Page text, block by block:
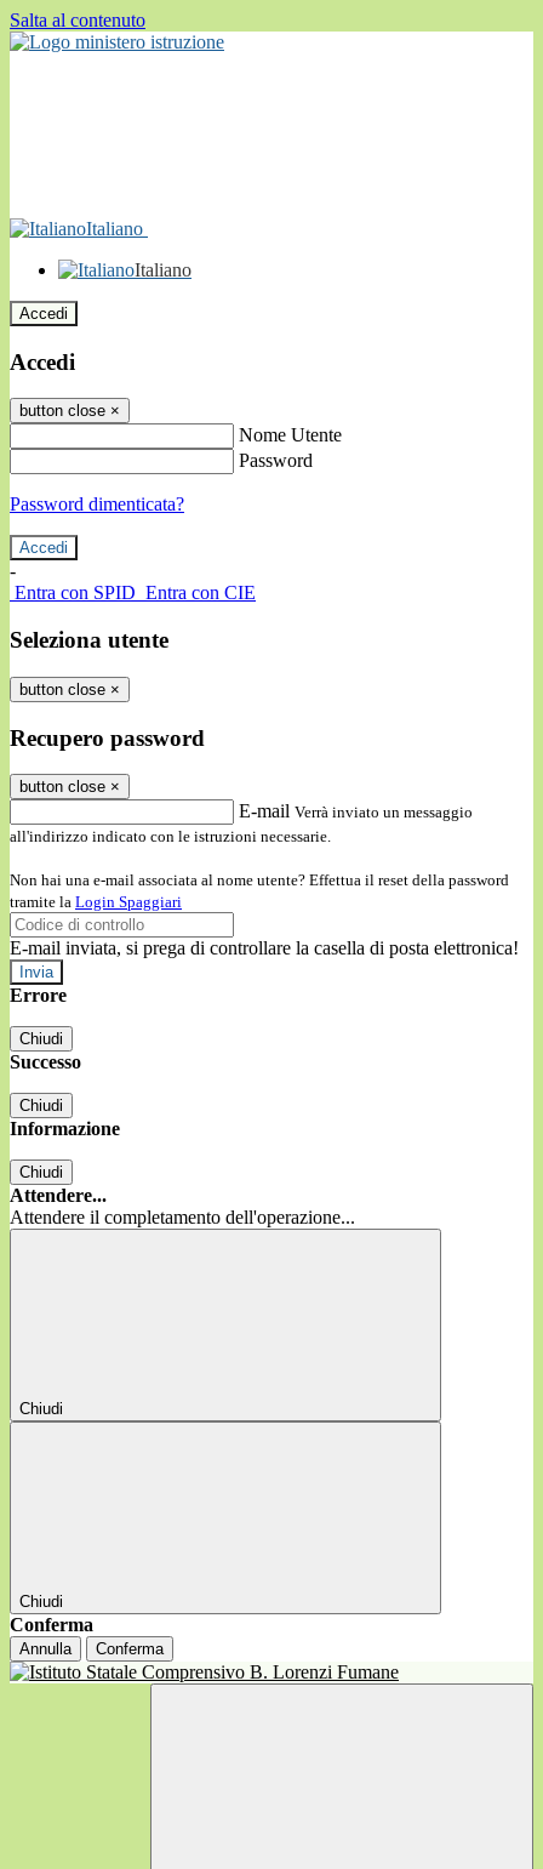
Salta al contenuto
Italiano
Italiano
Accedi
Accedi
button close ×
Nome Utente
Password
Password dimenticata?
-
Entra con SPID Entra con CIE
Seleziona utente
button close ×
Recupero password
button close ×
E-mail Verrà inviato un messaggio
all'indirizzo indicato con le istruzioni necessarie.
Non hai una e-mail associata al nome utente? Effettua il reset della password
tramite la Login Spaggiari
E-mail inviata, si prega di controllare la casella di posta elettronica!
Errore
Chiudi
Successo
Chiudi
Informazione
Chiudi
Attendere...
Attendere il completamento dell'operazione...
Chiudi
Chiudi
Conferma
Annulla Conferma